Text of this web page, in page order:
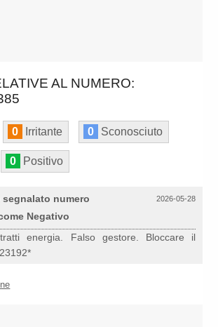
AL NUMERO:
0 Irritante 0 Sconosciuto
0 Positivo
2026-05-28
segnalato numero
Negativo
energia. Falso gestore. Bloccare il